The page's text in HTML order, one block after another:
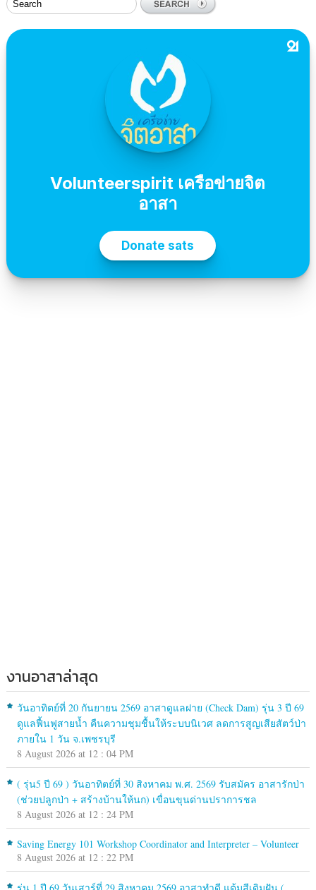
งานอาสาล่าสุด
วันอาทิตย์ที่ 20 กันยายน 2569 อาสาดูแลฝาย (Check Dam) รุ่น 3 ปี 69
ดูแลฟื้นฟูสายน้ำ คืนความชุมชื้นให้ระบบนิเวศ ลดการสูญเสียสัตว์ป่า
ภายใน 1 วัน จ.เพชรบุรี
8 August 2026 at 12 : 04 PM
( รุ่น5 ปี 69 ) วันอาทิตย์ที่ 30 สิงหาคม พ.ศ. 2569 รับสมัคร อาสารักป่า
(ช่วยปลูกป่า + สร้างบ้านให้นก) เขื่อนขุนด่านปราการชล
8 August 2026 at 12 : 24 PM
Saving Energy 101 Workshop Coordinator and Interpreter – Volunteer
8 August 2026 at 12 : 22 PM
รุ่น 1 ปี 69 วันเสาร์ที่ 29 สิงหาคม 2569 อาสาทำดี แต้มสีเติมฝัน (